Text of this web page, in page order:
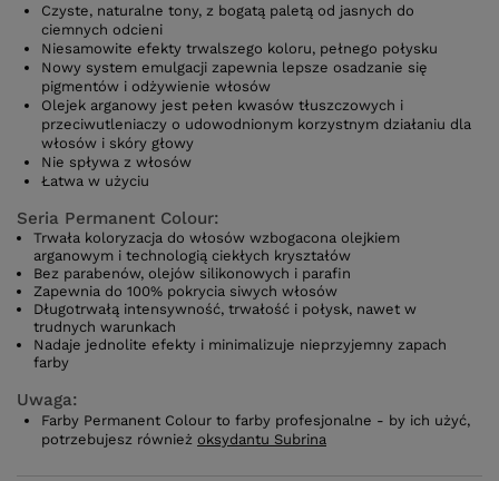
Czyste, naturalne tony, z bogatą paletą od jasnych do
ciemnych odcieni
Niesamowite efekty trwalszego koloru, pełnego połysku
Nowy system emulgacji zapewnia lepsze osadzanie się
pigmentów i odżywienie włosów
Olejek arganowy jest pełen kwasów tłuszczowych i
przeciwutleniaczy o udowodnionym korzystnym działaniu dla
włosów i skóry głowy
Nie spływa z włosów
Łatwa w użyciu
Seria Permanent Colour:
Trwała koloryzacja do włosów wzbogacona olejkiem
arganowym i technologią ciekłych kryształów
Bez parabenów, olejów silikonowych i parafin
Zapewnia do 100% pokrycia siwych włosów
Długotrwałą intensywność, trwałość i połysk, nawet w
trudnych warunkach
Nadaje jednolite efekty i minimalizuje nieprzyjemny zapach
farby
Uwaga:
Farby Permanent Colour to farby profesjonalne - by ich użyć,
potrzebujesz również oksydantu Subrina